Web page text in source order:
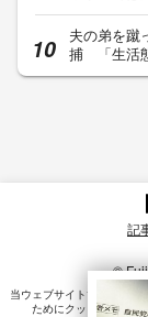
夫の弟を蹴
捕 「生活
記
©
当ウェブサイトでは、ユー
ためにクッキーを使⽤